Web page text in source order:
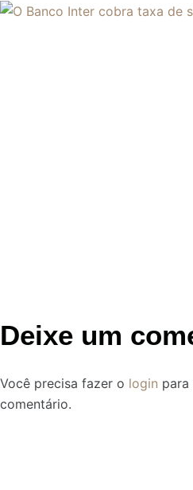
Deixe um
Você precisa fazer o login para
comentário.